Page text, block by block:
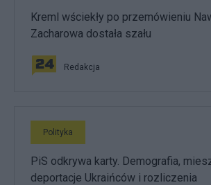
Kreml wściekły po przemówieniu
Zacharowa dostała szału
Redakcja
Polityka
PiS odkrywa karty. Demografia,
deportacje Ukraińców i rozliczenia